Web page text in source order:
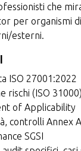
che
per organismi
esterni.
ISO 27001:2022
rischi (ISO
of Applicability
controlli Annex
SGSI